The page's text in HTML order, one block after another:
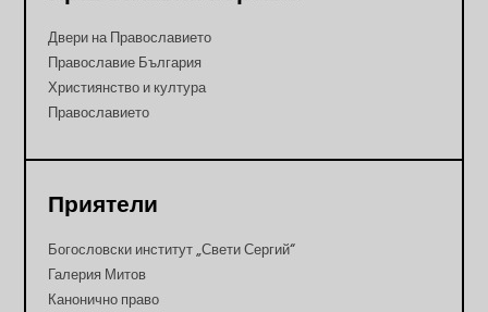
Двери на Православието
Православие България
Християнство и култура
Православието
Приятели
Богословски институт „Свети Сергий“
Галерия Митов
Канонично право